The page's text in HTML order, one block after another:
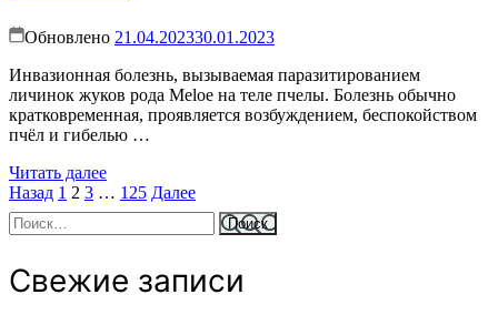
Обновлено 21.04.202330.01.2023
Инвазионная болезнь, вызываемая паразитированием
личинок жуков рода Meloe на теле пчелы. Болезнь обычно
кратковременная, проявляется возбуждением, беспокойством
пчёл и гибелью …
Читать далее
Пагинация
записей
Назад Страница
1 Страница
2 Страница
3 … Страница
125 Далее
Найти:
Свежие записи